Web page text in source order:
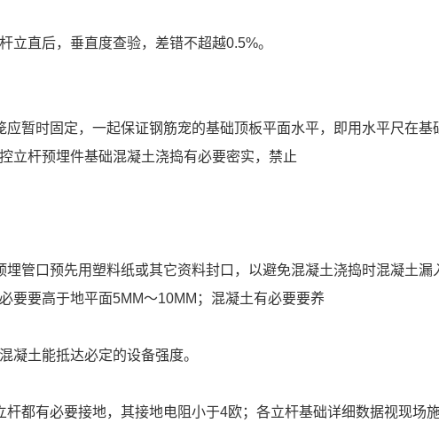
立直后，垂直度查验，差错不超越0.5%。
应暂时固定，一起保证钢筋宠的基础顶板平面水平，即用水平尺在
立杆预埋件基础混凝土浇捣有必要密实，禁止
埋管口预先用塑料纸或其它资料封口，以避免混凝土浇捣时混凝土
要要高于地平面5MM～10MM；混凝土有必要要养
凝土能抵达必定的设备强度。
杆都有必要接地，其接地电阻小于4欧；各立杆基础详细数据视现场施